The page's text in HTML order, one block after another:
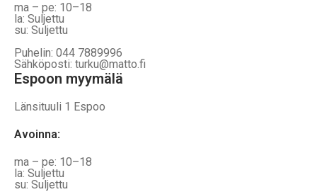
ma – pe: 10–18
la: Suljettu
su: Suljettu
Puhelin: 044 7889996
Sähköposti: turku@matto.fi
Espoon myymälä
Länsituuli 1 Espoo
Avoinna:
ma – pe: 10–18
la: Suljettu
su: Suljettu